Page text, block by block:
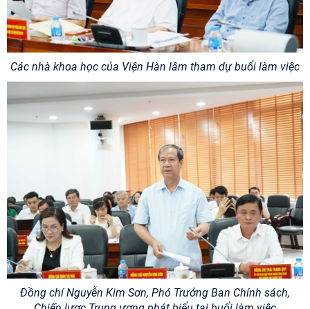
Các nhà khoa học của Viện Hàn lâm tham dự buổi làm việc
Đồng chí Nguyễn Kim Sơn, Phó Trưởng Ban Chính sách,